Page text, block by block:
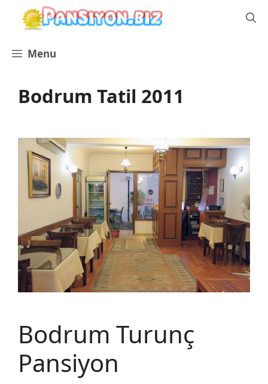
İçeriğe
Menu
Bodrum Tatil 2011
Bodrum Turunç
Pansiyon